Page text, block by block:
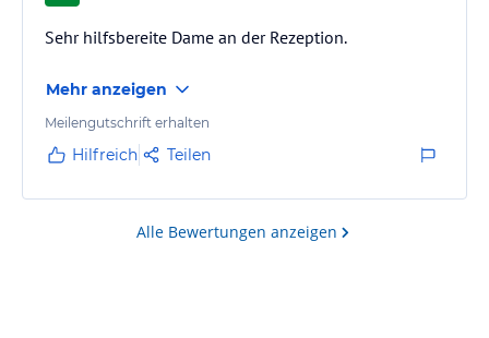
Sehr hilfsbereite Dame an der Rezeption.
Mehr anzeigen
Meilengutschrift erhalten
Hilfreich Teilen
Alle Bewertungen anzeigen